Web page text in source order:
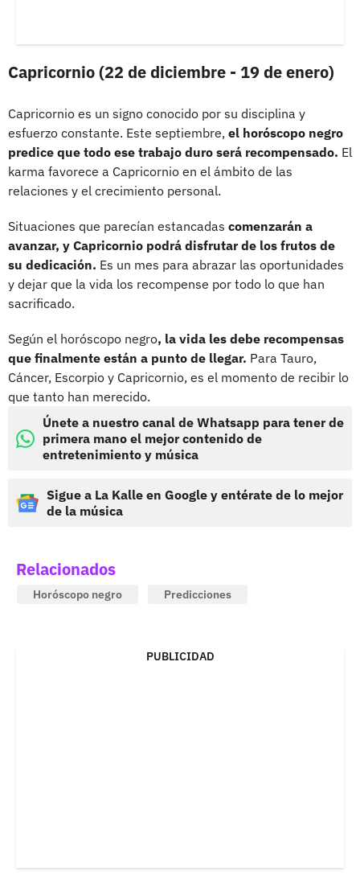
Capricornio (22 de diciembre - 19 de enero)
Capricornio es un signo conocido por su disciplina y
esfuerzo constante. Este septiembre, el horóscopo negro
predice que todo ese trabajo duro será recompensado. El
karma favorece a Capricornio en el ámbito de las
relaciones y el crecimiento personal.
Situaciones que parecían estancadas comenzarán a
avanzar, y Capricornio podrá disfrutar de los frutos de
su dedicación. Es un mes para abrazar las oportunidades
y dejar que la vida los recompense por todo lo que han
sacrificado.
Según el horóscopo negro, la vida les debe recompensas
que finalmente están a punto de llegar. Para Tauro,
Cáncer, Escorpio y Capricornio, es el momento de recibir lo
que tanto han merecido.
Únete a nuestro canal de Whatsapp para tener de
primera mano el mejor contenido de
entretenimiento y música
Sigue a La Kalle en Google y entérate de lo mejor
de la música
Relacionados
Horóscopo negro Predicciones
PUBLICIDAD